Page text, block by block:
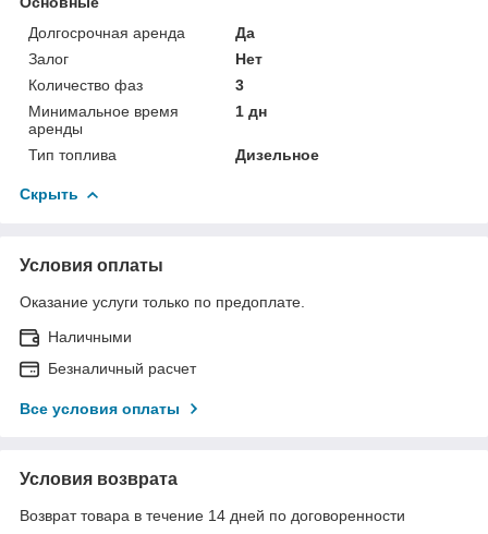
Долгосрочная аренда
Да
Залог
Нет
Количество фаз
3
Минимальное время
аренды
1 дн
Тип топлива Дизельное
Скрыть
Условия оплаты
Оказание услуги только по предоплате.
Наличными
Безналичный расчет
Все условия оплаты
Условия возврата
Возврат товара в течение 14 дней по договоренности